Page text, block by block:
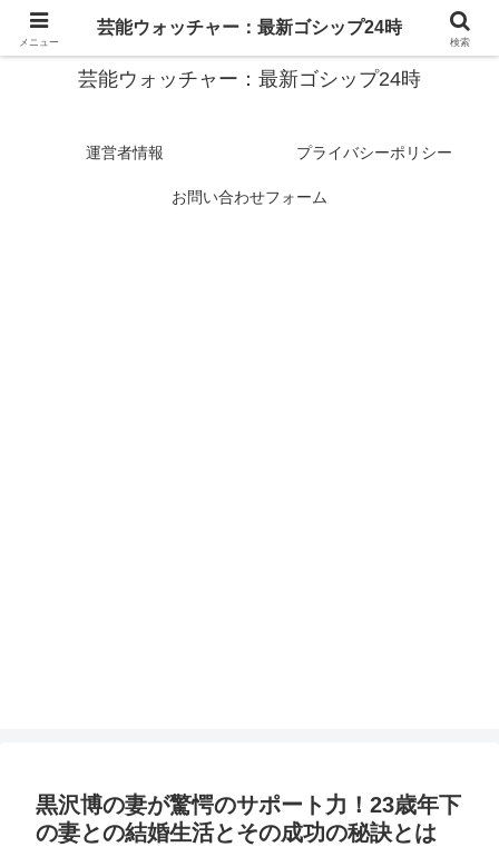
スターたちの裏側を徹底追跡！話題のゴシップがここに集結
芸能ウォッチャー：最新ゴシップ24時
運営者情報 プライバシーポリシー
お問い合わせフォーム
黒沢博の妻が驚愕のサポート力！23歳年下
の妻との結婚生活とその成功の秘訣とは
メニュー
芸能ウォッチャー：最新ゴシップ24時
検索